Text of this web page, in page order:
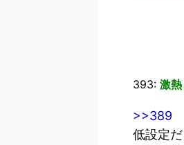
393: 激
>>389
低設定